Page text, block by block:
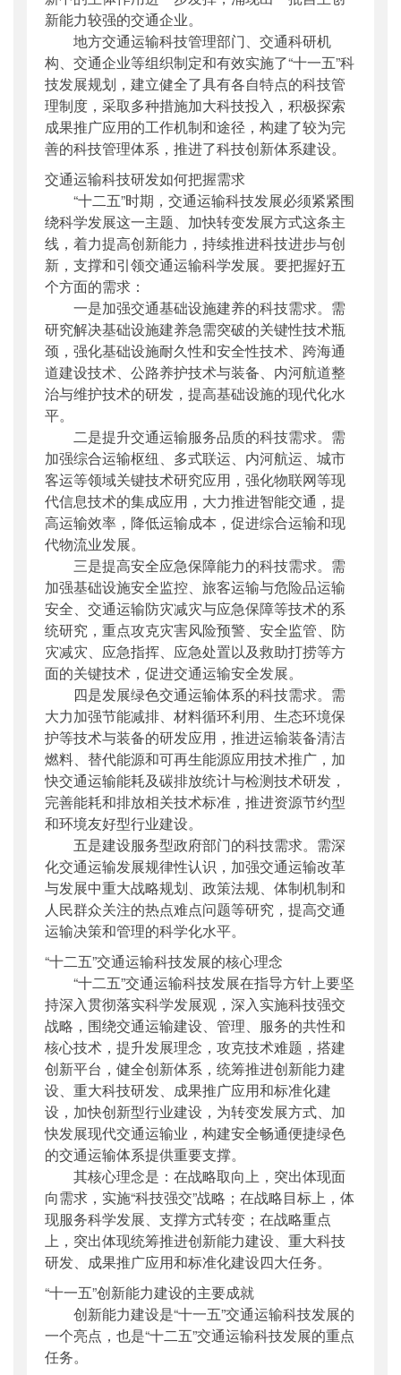
新能力较强的交通企业。
地方交通运输科技管理部门、交通科研机
构、交通企业等组织制定和有效实施了“十一五”科
技发展规划，建立健全了具有各自特点的科技管
理制度，采取多种措施加大科技投入，积极探索
成果推广应用的工作机制和途径，构建了较为完
善的科技管理体系，推进了科技创新体系建设。
交通运输科技研发如何把握需求
“十二五”时期，交通运输科技发展必须紧紧围
绕科学发展这一主题、加快转变发展方式这条主
线，着力提高创新能力，持续推进科技进步与创
新，支撑和引领交通运输科学发展。要把握好五
个方面的需求：
一是加强交通基础设施建养的科技需求。需
研究解决基础设施建养急需突破的关键性技术瓶
颈，强化基础设施耐久性和安全性技术、跨海通
道建设技术、公路养护技术与装备、内河航道整
治与维护技术的研发，提高基础设施的现代化水
平。
二是提升交通运输服务品质的科技需求。需
加强综合运输枢纽、多式联运、内河航运、城市
客运等领域关键技术研究应用，强化物联网等现
代信息技术的集成应用，大力推进智能交通，提
高运输效率，降低运输成本，促进综合运输和现
代物流业发展。
三是提高安全应急保障能力的科技需求。需
加强基础设施安全监控、旅客运输与危险品运输
安全、交通运输防灾减灾与应急保障等技术的系
统研究，重点攻克灾害风险预警、安全监管、防
灾减灾、应急指挥、应急处置以及救助打捞等方
面的关键技术，促进交通运输安全发展。
四是发展绿色交通运输体系的科技需求。需
大力加强节能减排、材料循环利用、生态环境保
护等技术与装备的研发应用，推进运输装备清洁
燃料、替代能源和可再生能源应用技术推广，加
快交通运输能耗及碳排放统计与检测技术研发，
完善能耗和排放相关技术标准，推进资源节约型
和环境友好型行业建设。
五是建设服务型政府部门的科技需求。需深
化交通运输发展规律性认识，加强交通运输改革
与发展中重大战略规划、政策法规、体制机制和
人民群众关注的热点难点问题等研究，提高交通
运输决策和管理的科学化水平。
“十二五”交通运输科技发展的核心理念
“十二五”交通运输科技发展在指导方针上要坚
持深入贯彻落实科学发展观，深入实施科技强交
战略，围绕交通运输建设、管理、服务的共性和
核心技术，提升发展理念，攻克技术难题，搭建
创新平台，健全创新体系，统筹推进创新能力建
设、重大科技研发、成果推广应用和标准化建
设，加快创新型行业建设，为转变发展方式、加
快发展现代交通运输业，构建安全畅通便捷绿色
的交通运输体系提供重要支撑。
其核心理念是：在战略取向上，突出体现面
向需求，实施“科技强交”战略；在战略目标上，体
现服务科学发展、支撑方式转变；在战略重点
上，突出体现统筹推进创新能力建设、重大科技
研发、成果推广应用和标准化建设四大任务。
“十一五”创新能力建设的主要成就
创新能力建设是“十一五”交通运输科技发展的
一个亮点，也是“十二五”交通运输科技发展的重点
任务。